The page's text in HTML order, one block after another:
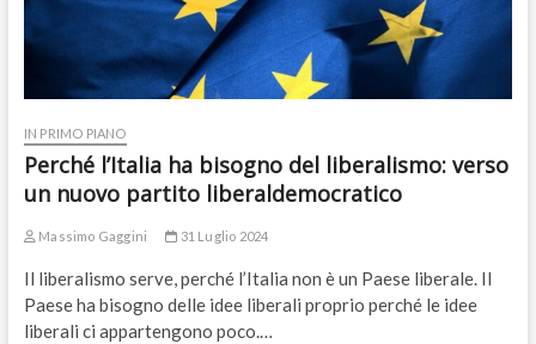
IN PRIMO PIANO
Perché l’Italia ha bisogno del liberalismo: verso
un nuovo partito liberaldemocratico
Massimo Gaggini 31 Luglio 2024
Il liberalismo serve, perché l’Italia non è un Paese liberale. Il
Paese ha bisogno delle idee liberali proprio perché le idee
liberali ci appartengono poco.…